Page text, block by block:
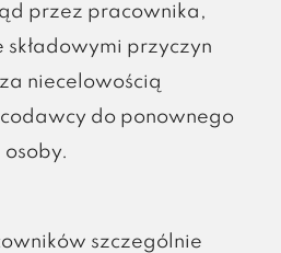
przez pracownika,
składowymi przyczyn
niecelowością
do ponownego
szczególnie